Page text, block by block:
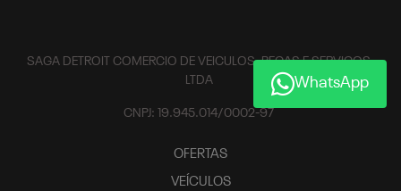
SAGA DETROIT COMERCIO DE VEICULOS, PECAS E SERVICOS
LTDA
CNPJ: 19.945.014/0002-97
OFERTAS
VEÍCULOS
WhatsApp